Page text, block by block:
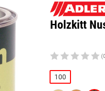
Holzkitt
100